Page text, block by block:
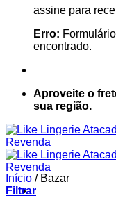
assine para
Erro:
encontrado.
Aproveite o
sua região.
Início /Bazar
Filtrar